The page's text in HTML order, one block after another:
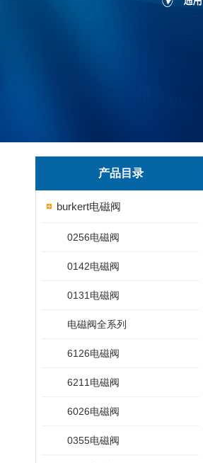
产品目录
burkert电磁阀
0256电磁阀
0142电磁阀
0131电磁阀
电磁阀全系列
6126电磁阀
6211电磁阀
6026电磁阀
0355电磁阀